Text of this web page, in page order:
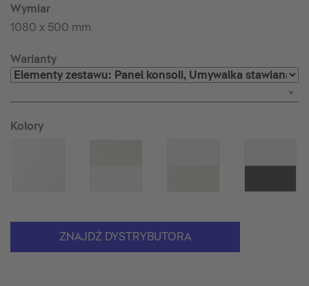
Wymiar
1080 x 500 mm
Warianty
Kolory
ZNAJDŹ DYSTRYBUTORA